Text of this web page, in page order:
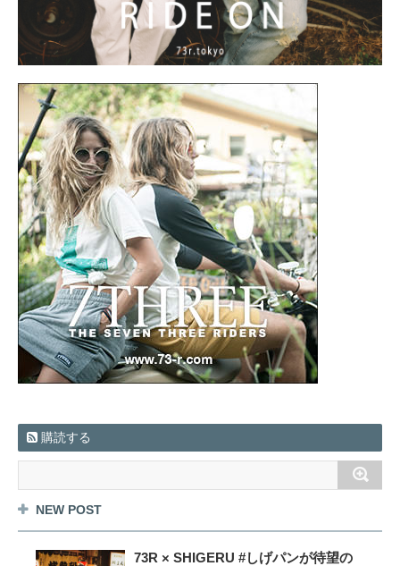
購読する
NEW POST
73R × SHIGERU #しげパンが待望の